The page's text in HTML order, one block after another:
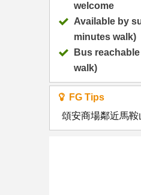
welcome
Available by
minutes walk)
Bus
walk)
FG Tips
頌安商場鄰近馬鞍